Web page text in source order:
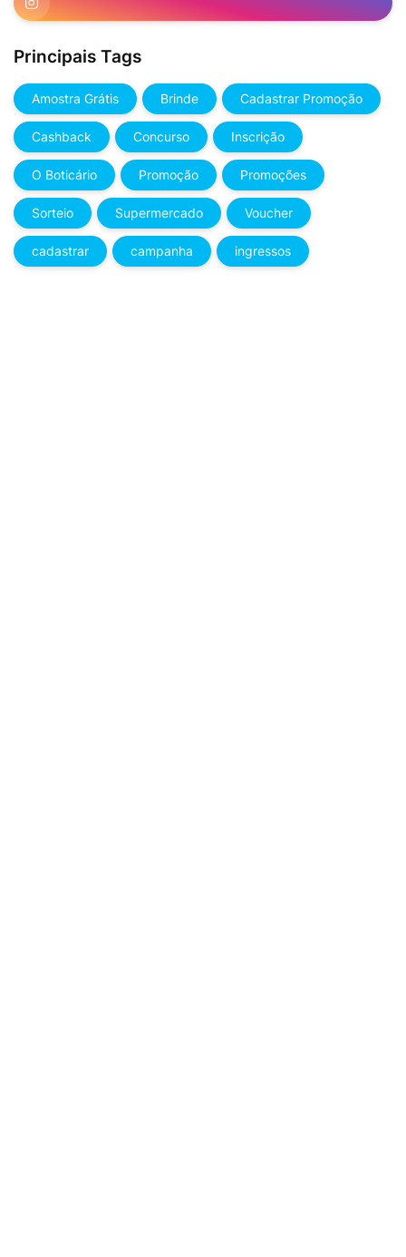
Principais Tags
Amostra Grátis Brinde Cadastrar Promoção
Cashback Concurso Inscrição
O Boticário Promoção Promoções
Sorteio Supermercado Voucher
cadastrar campanha ingressos